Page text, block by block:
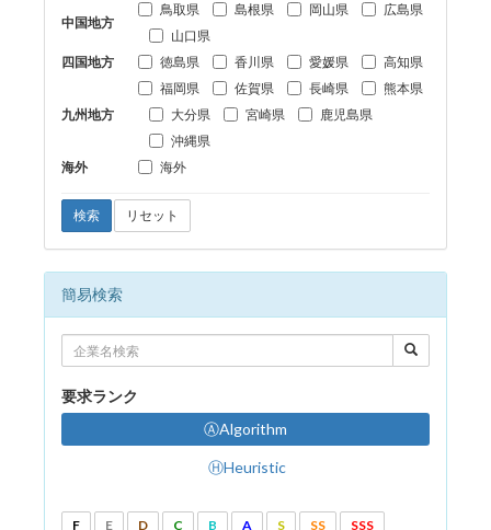
中国地方
鳥取県 島根県 岡山県
広島県
山口県
四国地方
徳島県 香川県 愛媛県 高知県
九州地方
福岡県 佐賀県 長崎県
熊本県
大分県
宮崎県
鹿児島県
沖縄県
海外
海外
検索 リセット
簡易検索
要求ランク
ⒶAlgorithm
ⒽHeuristic
F E D C B A S SS SSS